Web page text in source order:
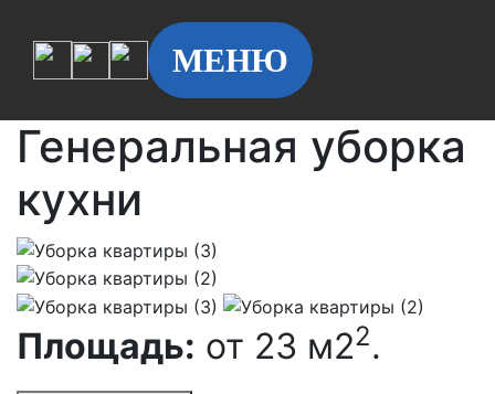
МЕНЮ
Генеральная уборка
кухни
Площадь: от 23 м22.